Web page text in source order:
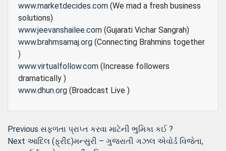
www.marketdecides.com (We mad a fresh business
solutions)
www.jeevanshailee.com (Gujarati Vichar Sangrah)
www.brahmsamaj.org (Connecting Brahmins together
)
www.virtualfollow.com (Increase followers
dramatically )
www.dhun.org (Broadcast Live )
Post
Previous Previous
post:
સફળતા પ્રાપ્ત કરવા માટેની ભુમિકા કઈ ?
Next Next
આદિલ (ફ્રીદ)મન્સુરી – ગુજરાતી ગઝલ એવોર્ડ વિજેતા,